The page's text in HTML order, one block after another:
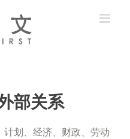
部关系
划、经济、财政、劳动